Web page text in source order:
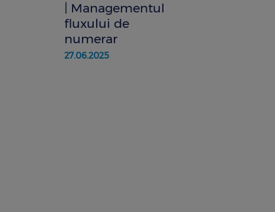
| Managementul
fluxului de
numerar
27.06.2025